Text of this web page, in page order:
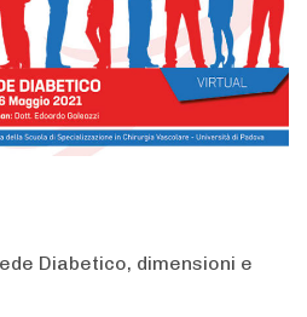
Diabetico, dimensioni e